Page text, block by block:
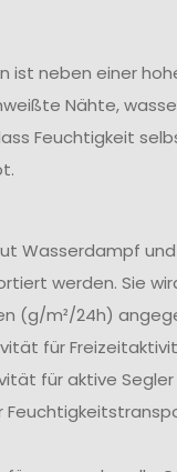
ist neben einer
Nähte,
Feuchtigkeit
Wasserdampf
werden. Sie
(g/m²/24h)
für
für aktive Segler